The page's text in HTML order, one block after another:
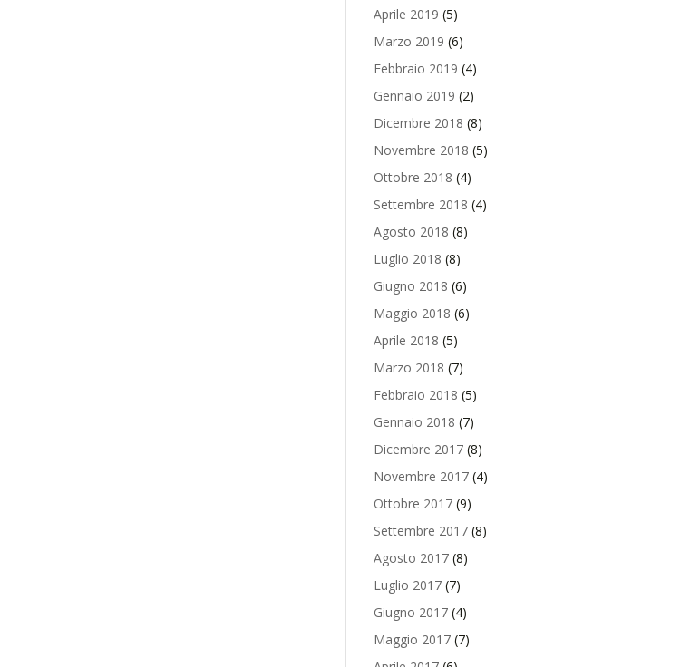
Aprile 2019 (5)
Marzo 2019 (6)
Febbraio 2019 (4)
Gennaio 2019 (2)
Dicembre 2018 (8)
Novembre 2018 (5)
Ottobre 2018 (4)
Settembre 2018 (4)
Agosto 2018 (8)
Luglio 2018 (8)
Giugno 2018 (6)
Maggio 2018 (6)
Aprile 2018 (5)
Marzo 2018 (7)
Febbraio 2018 (5)
Gennaio 2018 (7)
Dicembre 2017(8)
Novembre 2017(4)
Ottobre 2017(9)
Settembre 2017(8)
Agosto 2017(8)
Luglio 2017(7)
Giugno 2017(4)
Maggio 2017(7)